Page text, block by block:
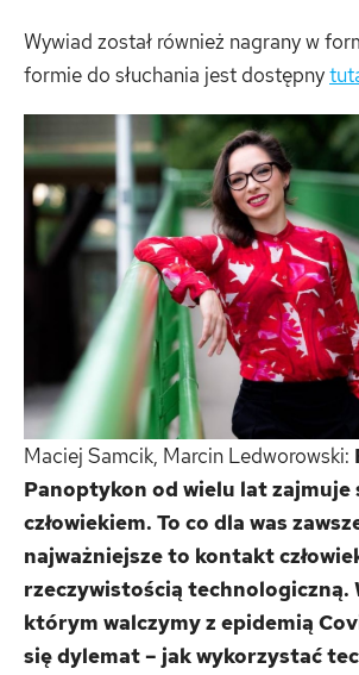
Wywiad został również nagrany w
formie do słuchania jest dostępny
Maciej Samcik, Marcin Ledworowski:
Panoptykon od wielu lat zajmuje
człowiekiem. To co dla was
najważniejsze to kontakt
rzeczywistością technologiczną.
którym walczymy z epidemią
się dylemat – jak wykorzystać